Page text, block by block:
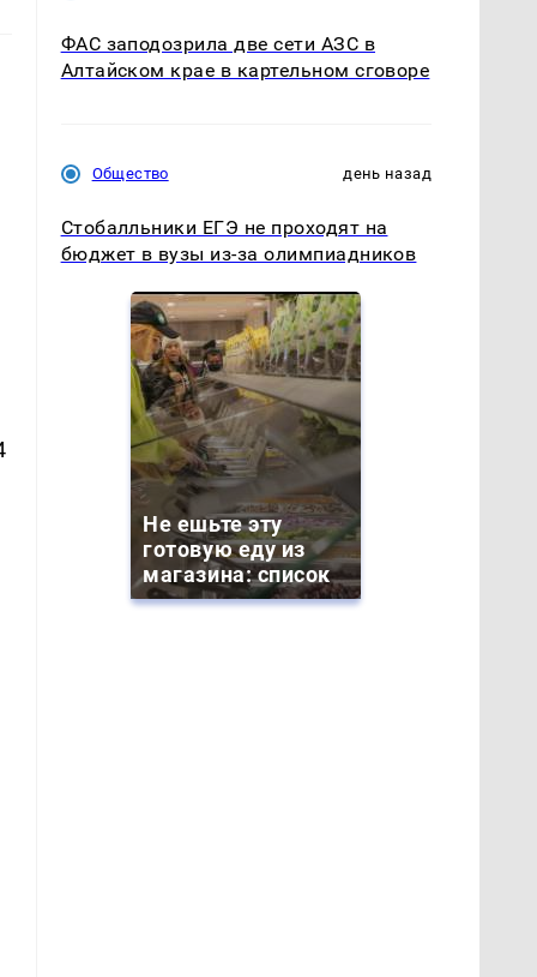
ФАС заподозрила две сети АЗС в
Алтайском крае в картельном сговоре
Общество день назад
Стобалльники ЕГЭ не проходят на
бюджет в вузы из-за олимпиадников
Не ешьте эту
готовую еду из
магазина: список